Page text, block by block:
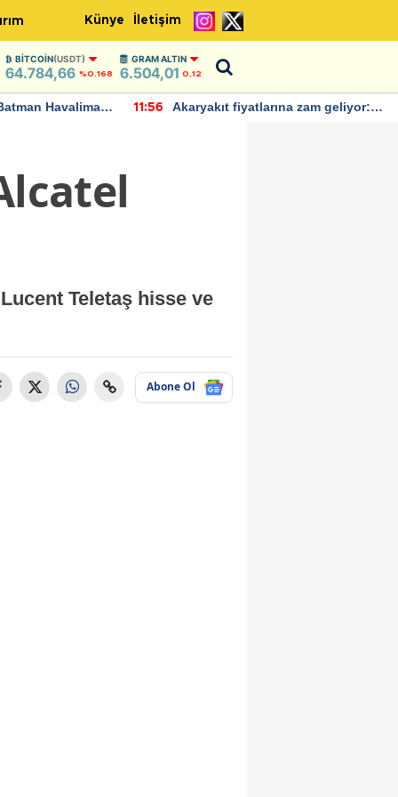
Künye İletişim
BITCOIN(USDT)
64.784,66 %0.168
GRAM ALTIN
6.504,01 0,12
Havalimanı
11:56
Akaryakıt fiyatlarına zam geliyor:
Teletaş hisse ve
Abone Ol